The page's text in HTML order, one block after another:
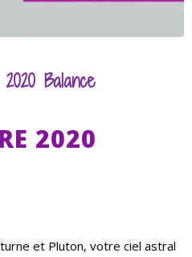
Balance
2020
et Pluton, votre ciel astral